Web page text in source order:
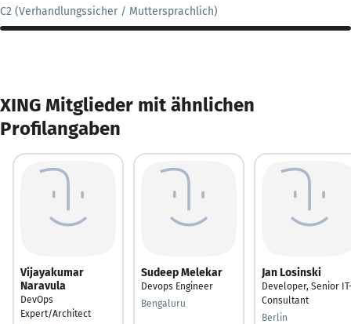
C2 (Verhandlungssicher / Muttersprachlich)
XING Mitglieder mit ähnlichen
Profilangaben
Vijayakumar
Naravula
DevOps
Expert/Architect
Sudeep Melekar
Devops Engineer
Bengaluru
Jan Losinski
Developer, Senior
Consultant
Berlin